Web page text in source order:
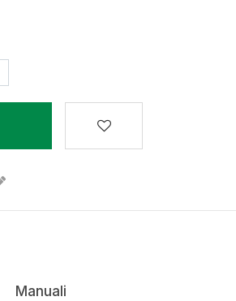
Manuali